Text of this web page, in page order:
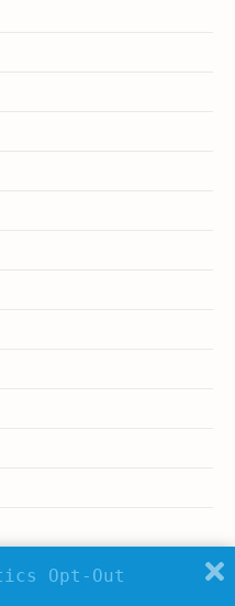
Opt-Out